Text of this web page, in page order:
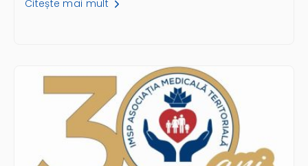
Citește mai mult